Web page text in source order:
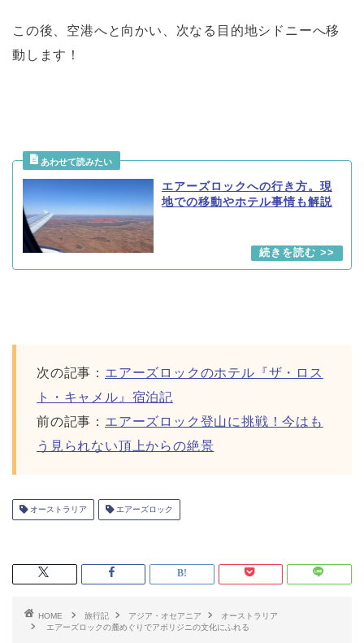
この後、空港へと向かい、次なる目的地シドニーへ移
動します！
エアーズロックへの行き方。現
地での移動やホテル事情も解説
次の記事： エアーズロックのホテル『ザ・ロス
ト・キャメル』宿泊記
前の記事： エアーズロック登山に挑戦！今はも
う見られない頂上からの絶景
オーストラリア エアーズロック
HOME 旅行記 アジア・オセアニア
オーストラリア
エアーズロックの麓めぐりでアボリジニの文化にふれる